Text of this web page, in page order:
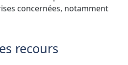
concernées, notamment
recours